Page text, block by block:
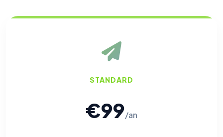
STANDARD
€99/an